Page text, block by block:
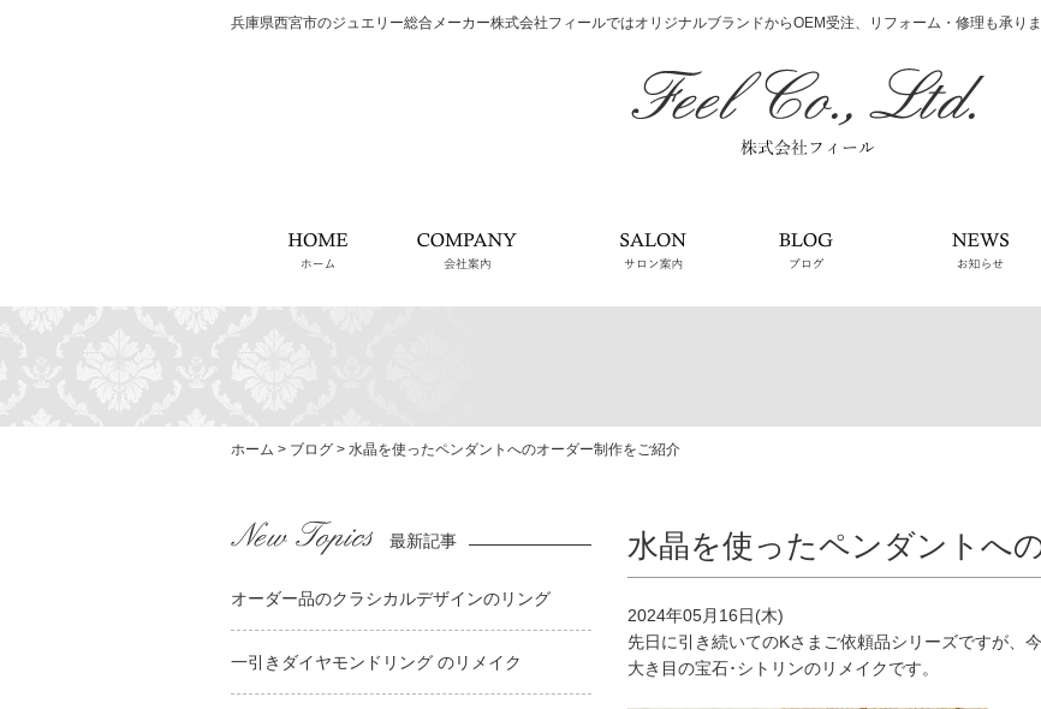
兵庫県西宮市のジュエリー総合メーカー株式会社フィールではオリジナルブランドからOEM受注、リフォーム・修理も承りま
ホーム 会社案内 サロン案内
ホーム > ブログ > 水晶を使ったペンダントへのオーダー制作をご紹介
水晶を使ったペンダントへ
2024年05月16日(木)
先日に引き続いてのKさまご依頼品シリーズですが、
大き目の宝石･シトリンのリメイクです。
最新記事
オーダー品のクラシカルデザインのリング
一引きダイヤモンドリング のリメイク